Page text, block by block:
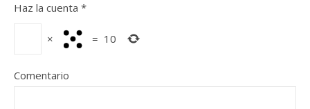
Haz la cuenta *
× = 10
Comentario